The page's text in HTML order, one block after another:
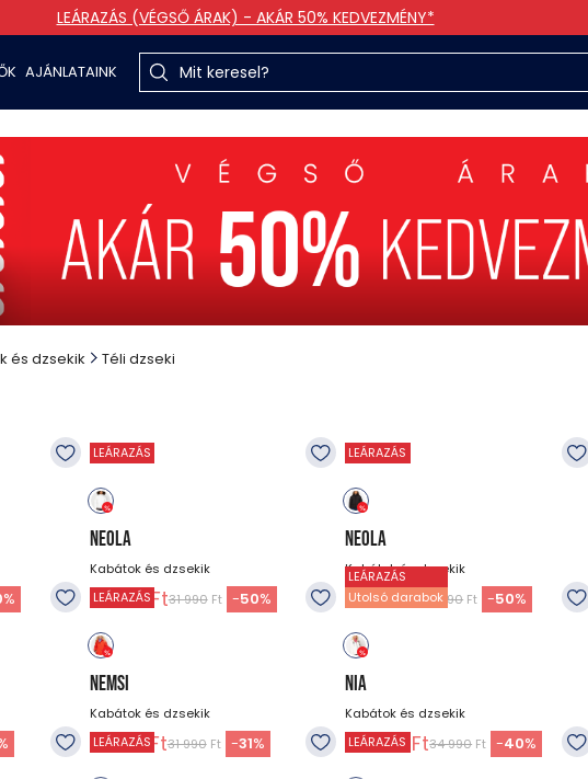
LEÁRAZÁS (VÉGSŐ ÁRAK) - AKÁR 50% KEDVEZMÉNY*
AJÁNLATAINK
és dzsekik Téli dzseki
%
LEÁRAZÁS
NEOLA
Kabátok és dzsekik
15 990Ft31 990Ft -50%
LEÁRAZÁS
NEOLA
Kabátok és dzsekik
15 990Ft31 990 Ft -50%
LEÁRAZÁS
NEMSI
Kabátok és dzsekik
21 990Ft31 990Ft -31%
LEÁRAZÁS
Utolsó darabok
NIA
Kabátok és dzsekik
20 990 Ft34 990 Ft -40%
LEÁRAZÁS LEÁRAZÁS